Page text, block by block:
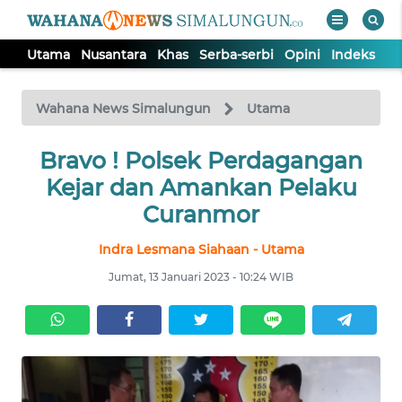
Utama Nusantara Khas Serba-serbi Opini Indeks
Wahana News Simalungun Utama
Bravo ! Polsek Perdagangan
Kejar dan Amankan Pelaku
Curanmor
Indra Lesmana Siahaan - Utama
Jumat, 13 Januari 2023 - 10:24 WIB
TV
Tutup
UTAMA
SERBA-
SERBI
OPINI